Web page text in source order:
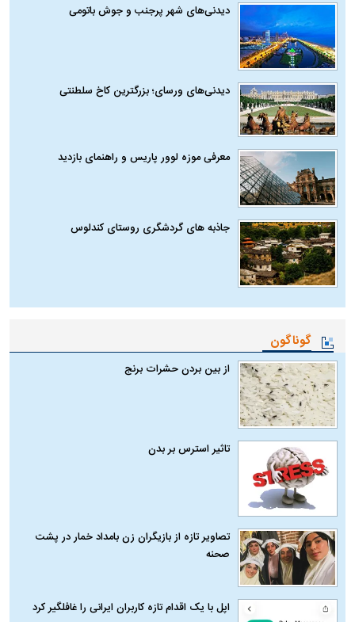
دیدنی‌های شهر پرجنب و جوش باتومی
دیدنی‌های ورسای؛ بزرگترین کاخ سلطنتی
معرفی موزه لوور پاریس و راهنمای بازدید
جاذبه های گردشگری روستای کندلوس
گوناگون
از بین بردن حشرات برنج
تاثیر استرس بر بدن
تصاویر تازه از بازیگران زن بامداد خمار در پشت
صحنه
اپل با یک اقدام تازه کاربران ایرانی را غافلگیر کرد